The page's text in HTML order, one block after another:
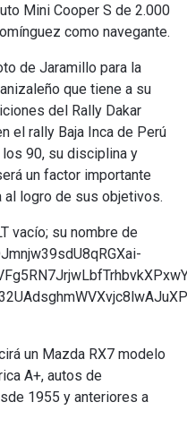
Mini Cooper S de 2.000
como navegante.
de Jaramillo para la
que tiene a su
del Rally Dakar
el rally Baja Inca de Perú
los 90, su disciplina y
un factor importante
al logro de sus objetivos.
un Mazda RX7 modelo
A+, autos de
1955 y anteriores a